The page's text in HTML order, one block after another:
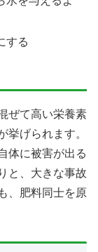
する
ぜて高い栄養素
挙げられます。
体に被害が出る
と、大きな事故
、肥料同士を原